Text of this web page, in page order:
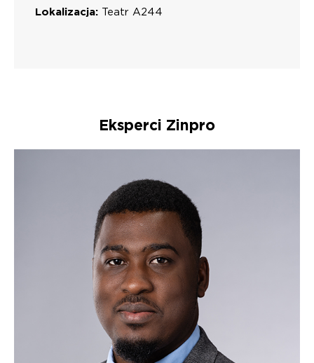
Lokalizacja: Teatr A244
Eksperci Zinpro